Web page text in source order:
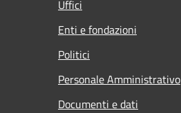
Uffici
Enti e fondazioni
Politici
Personale Amministrativo
Documenti e dati